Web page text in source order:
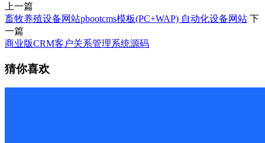
上一篇
畜牧养殖设备网站pbootcms模板(PC+WAP) 自动化设备网站 下
一篇
商业版CRM客户关系管理系统源码
猜你喜欢